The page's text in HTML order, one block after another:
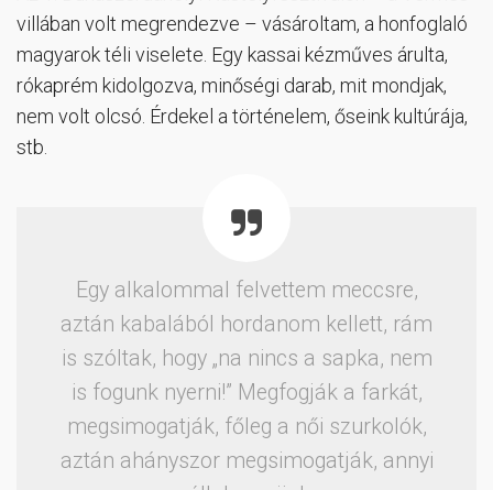
villában volt megrendezve – vásároltam, a honfoglaló
magyarok téli viselete. Egy kassai kézműves árulta,
rókaprém kidolgozva, minőségi darab, mit mondjak,
nem volt olcsó. Érdekel a történelem, őseink kultúrája,
stb.
Egy alkalommal felvettem meccsre,
aztán kabalából hordanom kellett, rám
is szóltak, hogy „na nincs a sapka, nem
is fogunk nyerni!” Megfogják a farkát,
megsimogatják, főleg a női szurkolók,
aztán ahányszor megsimogatják, annyi